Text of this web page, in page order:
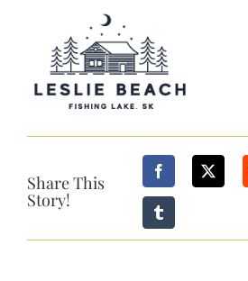
RATES
POLICIES
Share This
Story!